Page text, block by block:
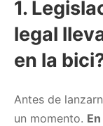
1.
legal
en la
Antes de
un momento.